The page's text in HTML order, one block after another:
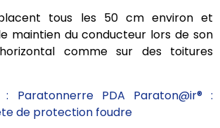
tous les 50 cm environ et
maintien du conducteur lors de son
comme sur des toitures
Paratonnerre PDA Paraton@ir® :
de protection foudre